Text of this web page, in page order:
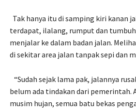
Tak hanya itu di samping kiri kanan
terdapat, ilalang, rumput dan
menjalar ke dalam badan jalan.
di sekitar area jalan tanpak sepi dan
“Sudah sejak lama pak, jalannya
belum ada tindakan dari pemerintah.
musim hujan, semua batu bekas